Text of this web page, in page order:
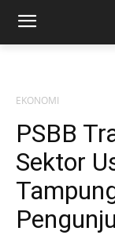
EKONOMI
PSBB
Sektor